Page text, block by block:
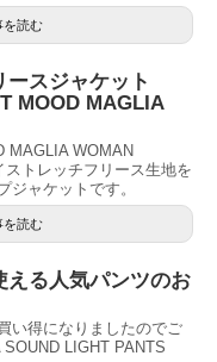
を読む
スジャケット
MOOD MAGLIA
MAGLIA WOMAN
ストレッチフリース生地を
ジャケットです。
を読む
える人気パンツのお
い得になりましたのでご
LIGHT PANTS